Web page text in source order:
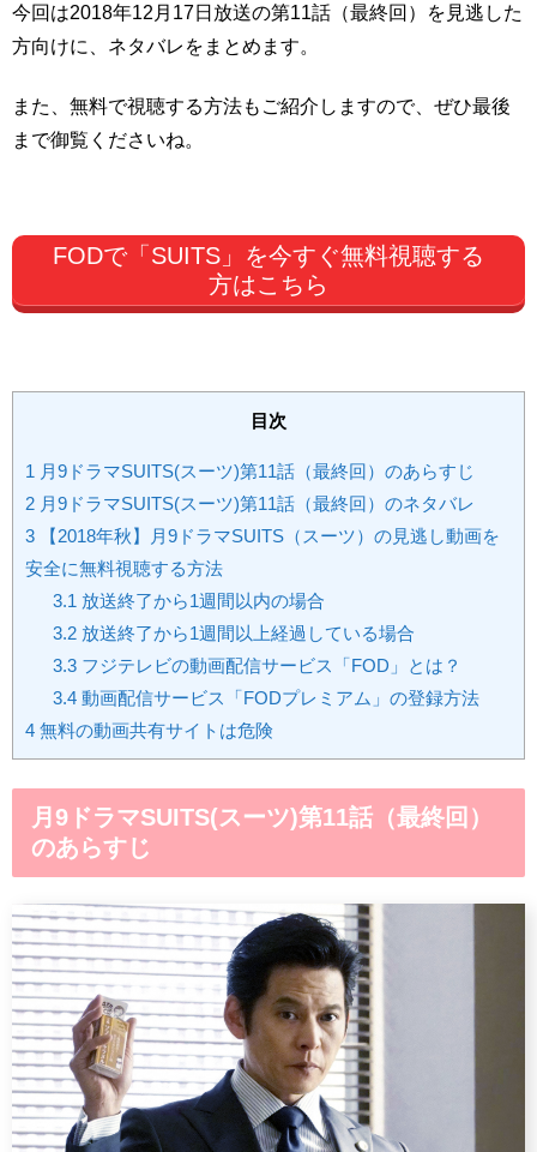
今回は2018年12月17日放送の第11話（最終回）を見逃した
方向けに、ネタバレをまとめます。
また、無料で視聴する方法もご紹介しますので、ぜひ最後
まで御覧くださいね。
FODで「SUITS」を今すぐ無料視聴する
方はこちら
目次
1 月9ドラマSUITS(スーツ)第11話（最終回）のあらすじ
2 月9ドラマSUITS(スーツ)第11話（最終回）のネタバレ
3 【2018年秋】月9ドラマSUITS（スーツ）の見逃し動画を
安全に無料視聴する方法
3.1 放送終了から1週間以内の場合
3.2放送終了から1週間以上経過している場合
3.3フジテレビの動画配信サービス「FOD」とは？
3.4動画配信サービス「FODプレミアム」の登録方法
4 無料の動画共有サイトは危険
月9ドラマSUITS(スーツ)第11話（最終回）
のあらすじ